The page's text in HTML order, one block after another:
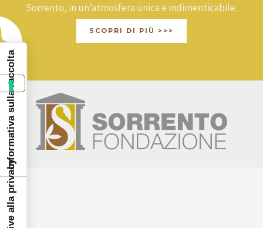
Sorrento, in un’atmosfera unica e indimenticabile.
SCOPRI DI PIÙ >>>
Informativa sulla raccolta